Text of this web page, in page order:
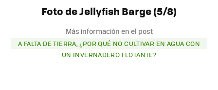
Foto de Jellyfish Barge (5/8)
Más información en el post
A FALTA DE TIERRA, ¿POR QUÉ NO CULTIVAR EN AGUA CON
UN INVERNADERO FLOTANTE?